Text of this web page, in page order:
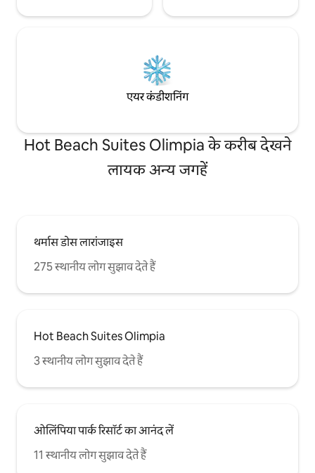
एयर कंडीशनिंग
Hot Beach Suites Olimpia के करीब देखने
लायक अन्य जगहें
थर्मास डोस लारांजाइस
275 स्थानीय लोग सुझाव देते हैं
Hot Beach Suites Olimpia
3 स्थानीय लोग सुझाव देते हैं
ओलिंपिया पार्क रिसॉर्ट का आनंद लें
11 स्थानीय लोग सुझाव देते हैं